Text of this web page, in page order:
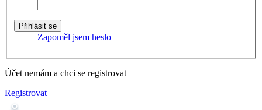
Zapoměl jsem heslo
Účet nemám a chci se registrovat
Registrovat